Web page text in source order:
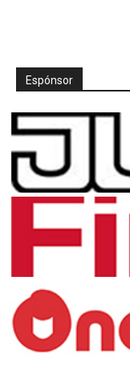
Espónsor